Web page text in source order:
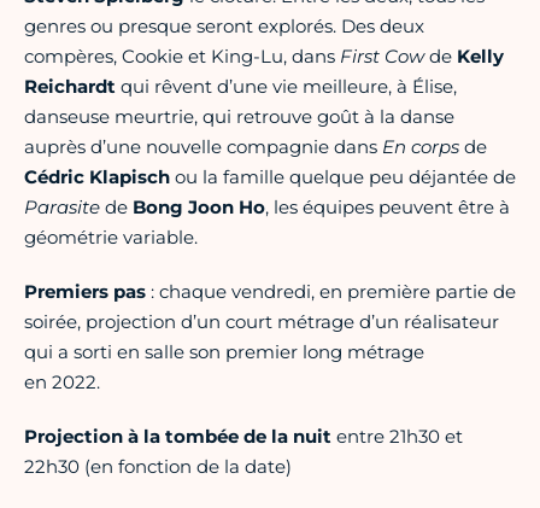
genres ou presque seront explorés. Des deux
compères, Cookie et King-Lu, dans First Cowde Kelly
Reichardt qui rêvent d’une vie meilleure, à Élise,
danseuse meurtrie, qui retrouve goût à la danse
auprès d’une nouvelle compagnie dans En corps de
Cédric Klapisch ou la famille quelque peu déjantée de
Parasite de Bong Joon Ho, les équipes peuvent être à
géométrie variable.
Premiers pas : chaque vendredi, en première partie de
soirée, projection d’un court métrage d’un réalisateur
qui a sorti en salle son premier long métrage
en 2022.
Projection à la tombée de la nuit entre 21h30 et
22h30 (en fonction de la date)